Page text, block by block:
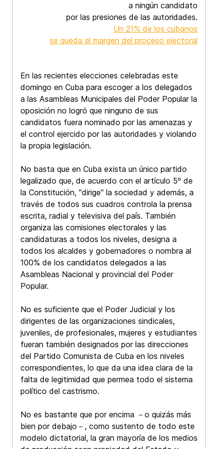
a ningún candidato
por las presiones de las autoridades.
Un 21% de los cubanos
se queda al margen del proceso electoral
En las recientes elecciones celebradas este
domingo en Cuba para escoger a los delegados
a las Asambleas Municipales del Poder Popular la
oposición no logró que ninguno de sus
candidatos fuera nominado por las amenazas y
el control ejercido por las autoridades y violando
la propia legislación.
No basta que en Cuba exista un único partido
legalizado que, de acuerdo con el artículo 5º de
la Constitución, "dirige" la sociedad y además, a
través de todos sus cuadros controla la prensa
escrita, radial y televisiva del país. También
organiza las comisiones electorales y las
candidaturas a todos los niveles, designa a
todos los alcaldes y gobernadores o nombra al
100% de los candidatos delegados a las
Asambleas Nacional y provincial del Poder
Popular.
No es suficiente que el Poder Judicial y los
dirigentes de las organizaciones sindicales,
juveniles, de profesionales, mujeres y estudiantes
fueran también designados por las direcciones
del Partido Comunista de Cuba en los niveles
correspondientes, lo que da una idea clara de la
falta de legitimidad que permea todo el sistema
político del castrismo.
No es bastante que por encima －o quizás más
bien por debajo－, como sustento de todo este
modelo dictatorial, la gran mayoría de los medios